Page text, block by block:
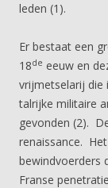
leden (1).
Er bestaat een
18de eeuw en
vrijmetselarij die
talrijke militaire
gevonden (2).
renaissance.
bewindvoerders
Franse